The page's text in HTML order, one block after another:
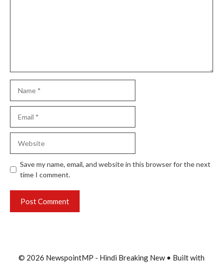
Save my name, email, and website in this browser for the next
time I comment.
© 2026 NewspointMP - Hindi Breaking New• Built with